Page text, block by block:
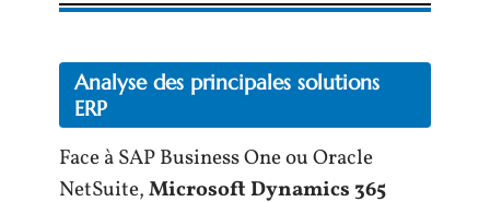
Analyse des principales solutions
ERP
Face à SAP Business One ou Oracle
NetSuite,Microsoft Dynamics 365